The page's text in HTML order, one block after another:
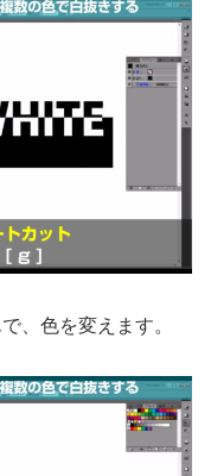
、色を変えます。